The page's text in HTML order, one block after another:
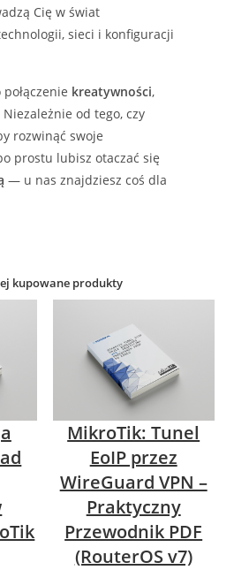
Cię w świat
sieci i konfiguracji
połączenie kreatywności,
Niezależnie od tego, czy
rozwinąć swoje
prostu lubisz otaczać się
— u nas znajdziesz coś dla
kupowane produkty
MikroTik: Tunel
EoIP przez
WireGuard VPN –
Praktyczny
Przewodnik PDF
(RouterOS v7)